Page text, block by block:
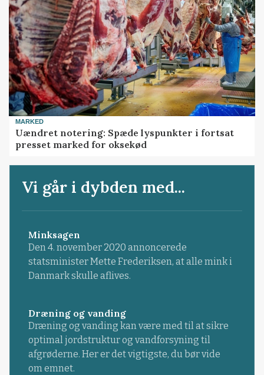
MARKED
Uændret notering: Spæde lyspunkter i fortsat
presset marked for oksekød
Vi går i dybden med...
Minksagen
Den 4. november 2020 annoncerede
statsminister Mette Frederiksen, at alle mink i
Danmark skulle aflives.
Dræning og vanding
Dræning og vanding kan være med til at sikre
optimal jordstruktur og vandforsyning til
afgrøderne. Her er det vigtigste, du bør vide
om emnet.